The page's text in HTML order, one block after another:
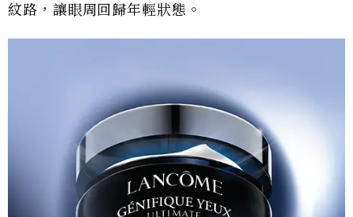
紋路，讓眼周回歸年輕狀態。